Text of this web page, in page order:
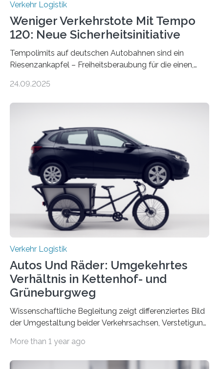
Verkehr Logistik
Weniger Verkehrstote Mit Tempo
120: Neue Sicherheitsinitiative
Tempolimits auf deutschen Autobahnen sind ein
Riesenzankapfel – Freiheitsberaubung für die einen,
Nach rund 50 Jahren hat eine Wissenschaftlerin der
die Zahl der Verkehrstoten sogar um 35 Prozent. Die
Studie ist in der Zeitschrift Transportation Research
Part A: Policy and Practice vom 5. August 2025 online
veröffentlicht. Die deutschen Autobahnen sind…
24.09.2025
Verkehr Logistik
Autos Und Räder: Umgekehrtes
Verhältnis in Kettenhof- und
Grüneburgweg
Wissenschaftliche Begleitung zeigt differenziertes Bild
der Umgestaltung beider Verkehrsachsen, Verstetigung
fördern sowie die Wohn- und Aufenthaltsqualität zu
More than 1 year ago